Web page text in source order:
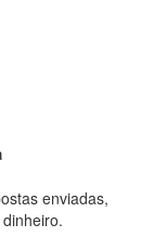
enviadas,